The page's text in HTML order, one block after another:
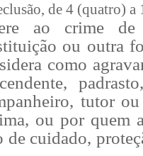
de 4 (quatro) a
ao crime
ou outra
como
tutor
ou por quem
de cuidado,